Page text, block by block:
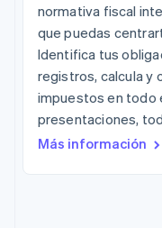
Más
Product
Ver lo que viene
Radar
Prevención de
Atlas
Blog
normativa fiscal
que puedas
Identifica tus
registros, calcula y
impuestos en todo
presentaciones,
Más información